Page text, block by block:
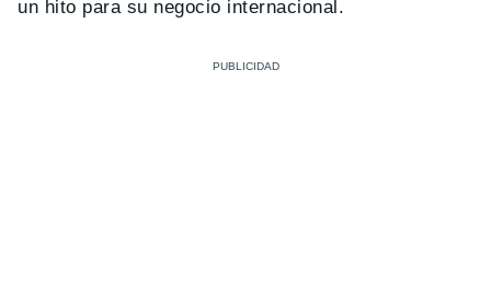
un hito para su negocio internacional.